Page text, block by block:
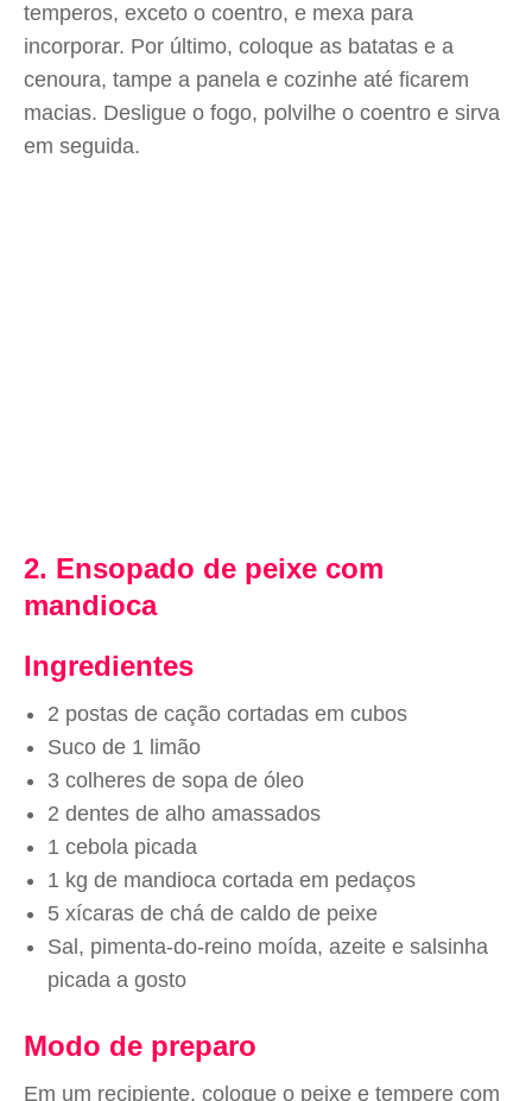
temperos, exceto o coentro, e mexa para
incorporar. Por último, coloque as batatas e a
cenoura, tampe a panela e cozinhe até ficarem
macias. Desligue o fogo, polvilhe o coentro e sirva
em seguida.
2. Ensopado de peixe com
mandioca
Ingredientes
2 postas de cação cortadas em cubos
Suco de 1 limão
3 colheres de sopa de óleo
2 dentes de alho amassados
1 cebola picada
1 kg de mandioca cortada em pedaços
5 xícaras de chá de caldo de peixe
Sal, pimenta-do-reino moída, azeite e salsinha
picada a gosto
Modo de preparo
Em um recipiente, coloque o peixe e tempere com